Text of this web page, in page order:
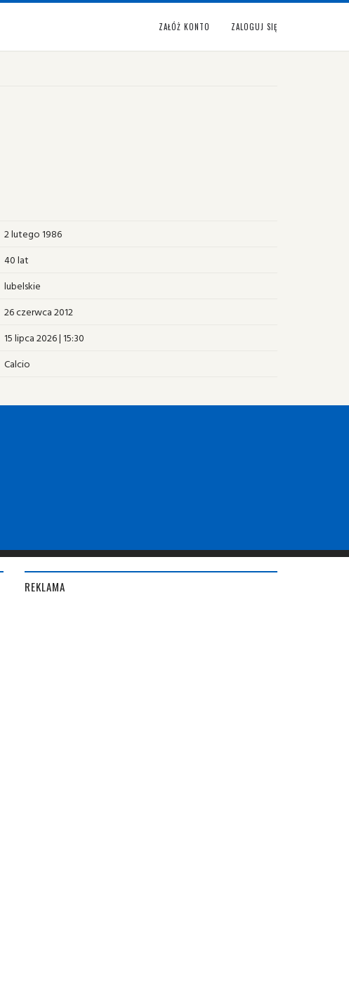
ZAŁÓŻ KONTO ZALOGUJ SIĘ
2 lutego 1986
40 lat
lubelskie
26 czerwca 2012
15 lipca 2026 | 15:30
Calcio
REKLAMA